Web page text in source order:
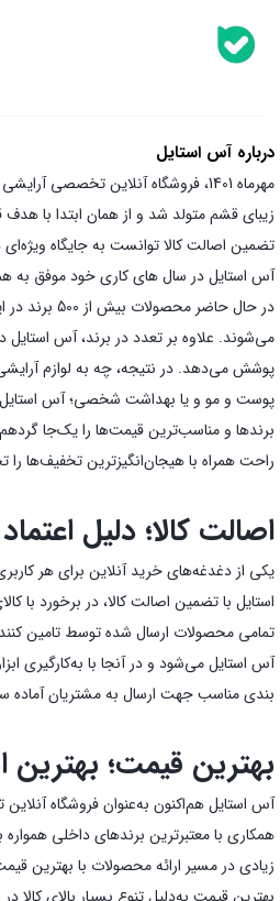
درباره آس استایل
مهرماه 1401، فروشگاه آنلاین تخصصی
زیبای قشم متولد شد و از همان ابتدا با هدف
تضمین اصالت کالا توانست به جایگاه
آس استایل در سال های کاری خود موفق به
در حال حاضر
می‌شوند. علاوه بر تعدد در برند، آس استایل
پوشش می‌دهد. در نتیجه، چه به لوازم آرایشی
پوست و مو و یا بهداشت شخصی؛ آس استایل
برندها و مناسب‌ترین قیمت‌ها را یک‌جا
راحت همراه با هیجان‌انگیز‌ترین تخفیف‌ها را
اصالت کالا؛ دلیل
یکی از دغدغه‌های خرید آنلاین برای هر
استایل با تضمین اصالت کالا، در برخورد با
تمامی محصولات ارسال شده توسط تامین
آس استایل می‌شود و در آنجا با به‌کارگیری
بندی مناسب جهت ارسال به مشتریان آماده
بهترین قیمت؛ بهترین
آس استایل هم‌اکنون به‌عنوان فروشگاه
همکاری با معتبرترین برندهای داخلی
زیادی در مسیر ارائه محصولات با بهترین
بهترین قیمت به‌دلیل تنوع بسیار بالای